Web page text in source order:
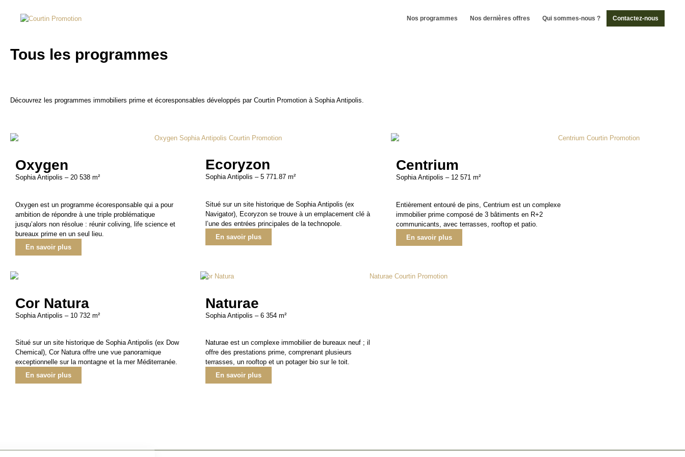
Nos programmes Nos dernières offres Qui sommes-nous ? Contactez-nous
Tous les programmes
Découvrez les programmes immobiliers prime et écoresponsables développés par Courtin Promotion à Sophia Antipolis.
Oxygen
Sophia Antipolis – 20 538 m²
Oxygen est un programme écoresponsable qui a pour
ambition de répondre à une triple problématique
jusqu’alors non résolue : réunir coliving, life science et
bureaux prime en un seul lieu.
En savoir plus
Ecoryzon
Sophia Antipolis – 5 771.87 m²
Situé sur un site historique de Sophia Antipolis (ex
Navigator), Ecoryzon se trouve à un emplacement clé à
l’une des entrées principales de la technopole.
En savoir plus
Centrium
Sophia Antipolis – 12 571 m²
Entièrement entouré de pins, Centrium est un complexe
immobilier prime composé de 3 bâtiments en R+2
communicants, avec terrasses, rooftop et patio.
En savoir plus
Cor Natura
Sophia Antipolis – 10 732 m²
Situé sur un site historique de Sophia Antipolis (ex Dow
Chemical), Cor Natura offre une vue panoramique
exceptionnelle sur la montagne et la mer Méditerranée.
En savoir plus
Naturae
Sophia Antipolis – 6 354 m²
Naturae est un complexe immobilier de bureaux neuf ; il
offre des prestations prime, comprenant plusieurs
terrasses, un rooftop et un potager bio sur le toit.
En savoir plus